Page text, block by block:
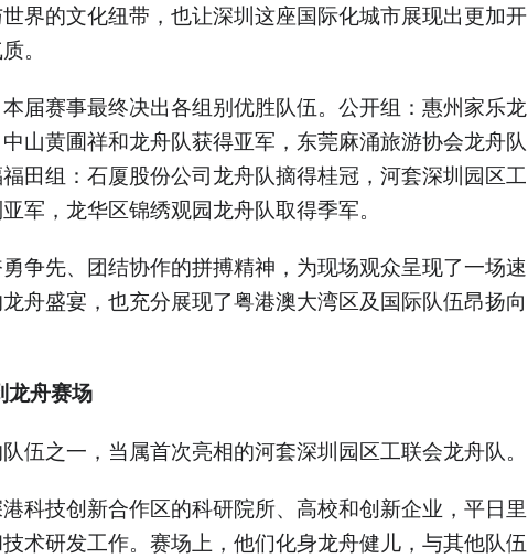
界的文化纽带，也让深圳这座国际化城市展现出更加开
。
届赛事最终决出各组别优胜队伍。公开组：惠州家乐龙
山黄圃祥和龙舟队获得亚军，东莞麻涌旅游协会龙舟队
田组：石厦股份公司龙舟队摘得桂冠，河套深圳园区工
军，龙华区锦绣观园龙舟队取得季军。
争先、团结协作的拼搏精神，为现场观众呈现了一场速
舟盛宴，也充分展现了粤港澳大湾区及国际队伍昂扬向
龙舟赛场
伍之一，当属首次亮相的河套深圳园区工联会龙舟队。
科技创新合作区的科研院所、高校和创新企业，平日里
术研发工作。赛场上，他们化身龙舟健儿，与其他队伍